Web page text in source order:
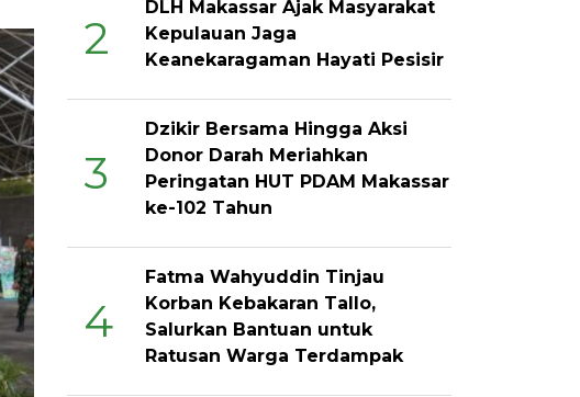
2
DLH Makassar Ajak Masyarakat
Kepulauan Jaga
Keanekaragaman Hayati Pesisir
3
Dzikir Bersama Hingga Aksi
Donor Darah Meriahkan
Peringatan HUT PDAM Makassar
ke-102 Tahun
4
Fatma Wahyuddin Tinjau
Korban Kebakaran Tallo,
Salurkan Bantuan untuk
Ratusan Warga Terdampak